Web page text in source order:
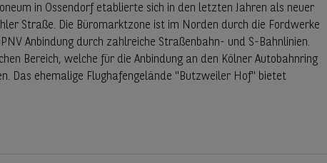
in Ossendorf etablierte sich in den letzten Jahren als neuer
Straße. Die Büromarktzone ist im Norden durch die Fordwerke
Anbindung durch zahlreiche Straßenbahn- und S-Bahnlinien.
Bereich, welche für die Anbindung an den Kölner Autobahnring
Das ehemalige Flughafengelände "Butzweiler Hof" bietet